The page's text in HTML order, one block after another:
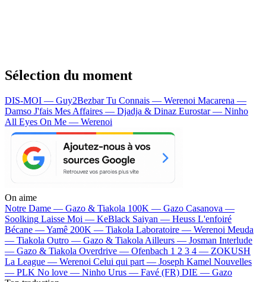
Sélection du moment
DIS-MOI — Guy2BezbarTu Connais — Werenoi Macarena —
Damso J'fais Mes Affaires — Djadja & Dinaz Eurostar — Ninho
All Eyes On Me — Werenoi
On aime
Notre Dame — Gazo & Tiakola 100K — Gazo Casanova —
Soolking Laisse Moi — KeBlack Saiyan — Heuss L'enfoiré
Bécane —Yamê 200K — Tiakola Laboratoire — Werenoi Meuda
— Tiakola Outro — Gazo & Tiakola Ailleurs — Josman Interlude
— Gazo & Tiakola Overdrive — Ofenbach 1 2 3 4 — ZOKUSH
La League — Werenoi Celui qui part — Joseph Kamel Nouvelles
— PLK No love — Ninho Urus — Favé (FR) DIE — Gazo